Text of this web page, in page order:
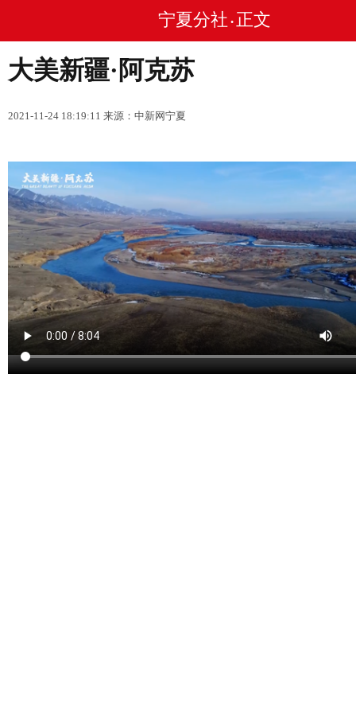
宁夏分社 • 正文
大美新疆·阿克苏
2021-11-24 18:19:11 来源：中新网宁夏